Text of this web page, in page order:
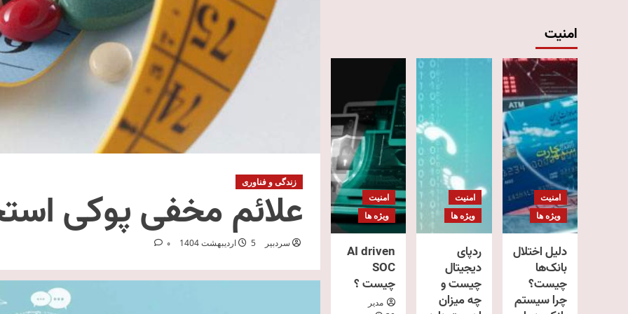
زندگی و فناوری
علائم مخفی پوکی
سردبیر 5 اردیبهشت 1404 0
امنیت
امنیت
ویژه ها
دلیل اختلال
بانک‌ها
چیست؟
چرا سیستم
امنیت
ویژه ها
ردپای
دیجیتال
چیست و
چه میزان
امنیت
ویژه ها
AI driven
SOC
چیست ؟
مدیر